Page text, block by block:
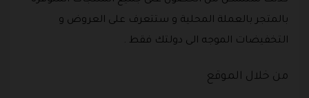
بالمتجر بالعملة المحلية و ستتعرف على العروض و
التخفيضات الموجه الى دولتك فقط .
من خلال الموقع